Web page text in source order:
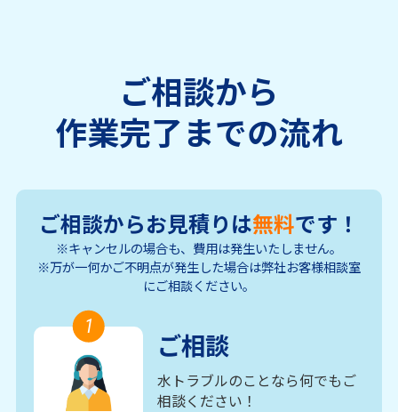
ご相談から
作業完了までの流れ
ご相談からお見積りは無料です！
※キャンセルの場合も、費用は発生いたしません。
※万が一何かご不明点が発生した場合は弊社お客様相談室
にご相談ください。
1
ご相談
水トラブルのことなら何でもご
相談ください！